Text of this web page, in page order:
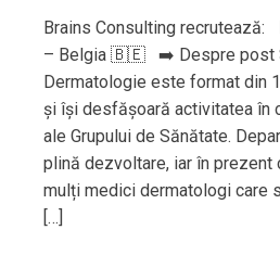
Brains Consulting
– Belgia 🇧🇪 ➡️ Despre post
Dermatologie este format din
și își desfășoară activitatea în
ale Grupului de Sănătate.
plină dezvoltare, iar în prezent
mulți medici dermatologi care
[…]